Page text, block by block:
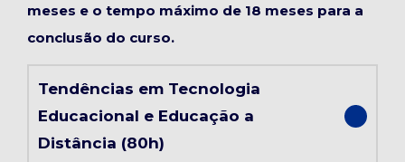
meses e o tempo máximo de 18 meses para a
conclusão do curso.
Tendências em Tecnologia
Educacional e Educação a
Distância (80h)